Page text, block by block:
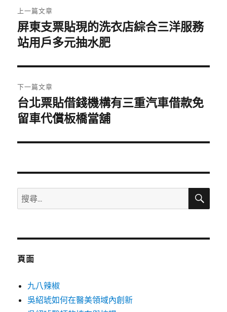
章
導
覽
上一篇文章
上
一
文
章:
屏東支票貼現的洗衣店綜合三洋服務
站用戶多元抽水肥
下一篇文章
下
一
文
台北票貼借錢機構有三重汽車借款免
留車代償板橋當舖
搜
尋
鍵
搜
頁面
九八辣椒
吳紹琥如何在醫美領域內創新